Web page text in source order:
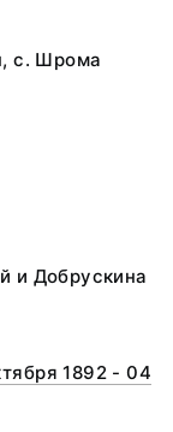
с. Шрома
и Добрускина
1892 - 04